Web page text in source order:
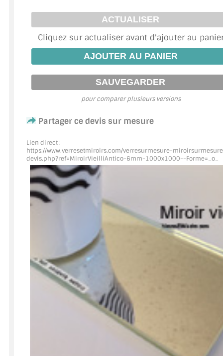
GARDE CORPS EN VERRE
VERRIÈRE TYPE ATELIER
VERRES TEXTURÉS
ACCESSOIRES & QUINCAILLERIE
CATALOGUE DE PROFILS ET FIXATION DU VERRE
LES FIXATIONS POUR MIROIR
LES PROFILS PAROI DE VERRE
VITRINE EN VERRE
CONNECTEURS ET ASSEMBLAGE DE VERRES
PLATS ET CORNIÈRES
LES CHARNIÈRES DE PORTE EN VERRE
Cliquez sur actualiser avant d'ajouter au
pour comparer plusieurs versions
Partager ce devis sur mesure
Lien direct :
https://www.verresetmiroirs.com/verresurmesure-
devis.php?ref=MiroirVieilliAntico-6mm-1000x1000--Forme=_o_